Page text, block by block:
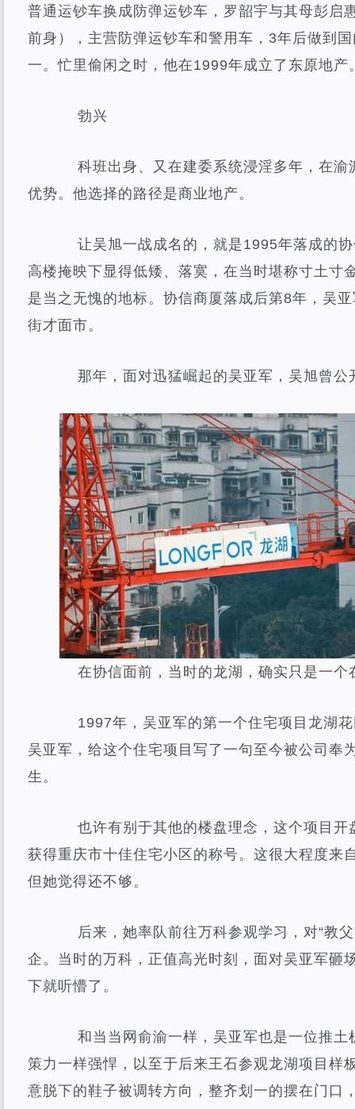
普通运钞车换成防弹运钞车，罗韶宇与其母彭启
前身），主营防弹运钞车和警用车，3年后做到
一。忙里偷闲之时，他在1999年成立了东原地产
勃兴
科班出身、又在建委系统浸淫多年，在渝
优势。他选择的路径是商业地产。
让吴旭一战成名的，就是1995年落成的协
高楼掩映下显得低矮、落寞，在当时堪称寸土寸
是当之无愧的地标。协信商厦落成后第8年，吴
街才面市。
那年，面对迅猛崛起的吴亚军，吴旭曾公
在协信面前，当时的龙湖，确实只是一个
1997年，吴亚军的第一个住宅项目龙湖花
吴亚军，给这个住宅项目写了一句至今被公司奉
生。
也许有别于其他的楼盘理念，这个项目开
获得重庆市十佳住宅小区的称号。这很大程度来
但她觉得还不够。
后来，她率队前往万科参观学习，对“教父
企。当时的万科，正值高光时刻，面对吴亚军砸
下就听懵了。
和当当网俞渝一样，吴亚军也是一位推土
策力一样强悍，以至于后来王石参观龙湖项目样
意脱下的鞋子被调转方向，整齐划一的摆在门口